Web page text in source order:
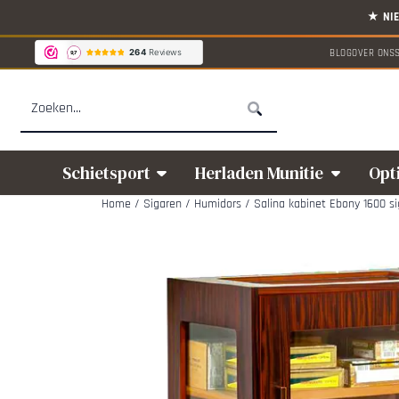
Cookievoorkeuren zijn beschikbaar. Kies instellingen of sta alle
BLOGOVER ONS
Schietsport Herladen Munitie
Home / Sigaren / Humidors / Salina kabinet Ebony 1600